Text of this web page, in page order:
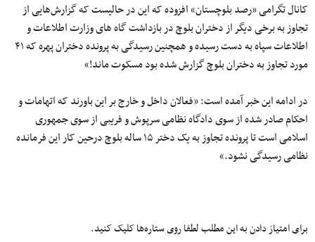
کانال تگرامی «رصد بلوچستان» افزوده که این در حالیست که گزارش‌هایی از
تجاوز به برخی دیگر از دختران بلوچ در بازداشت گاه های وزارت اطلاعات و
اطلاعات سپاه به دست رسیده و همچنین رسیدگی به پرونده دختران پهره که ۴۱
مورد تجاوز به دختران بلوچ گزارش شده بود مسکوت ماند!»
در ادامه این خبر آمده است: «فعالان داخل و خارج بر این باورند که اتهامات و
احکام صادر شده از سوی دادگاه نظامی سرپوش و فریبی از سوی جمهوری
اسلامی است تا پرونده تجاوز به یک دختر ۱۵ ساله بلوچ درحین کار این فرمانده
نظامی رسیدگی نشود.»
برای امتیاز دادن به این مطلب لطفا روی ستاره‌ها کلیک کنید.